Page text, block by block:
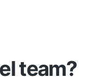
team?